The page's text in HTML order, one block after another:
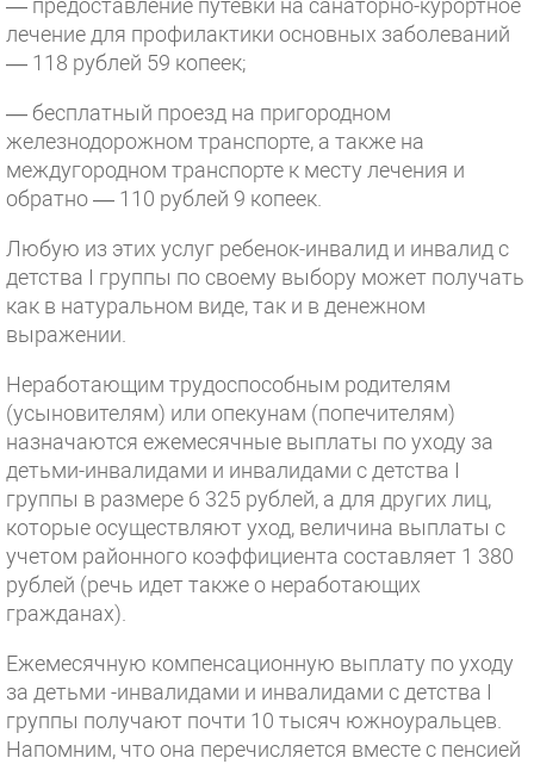
— предоставление путевки на санаторно-курортное
лечение для профилактики основных заболеваний
— 118 рублей 59 копеек;
— бесплатный проезд на пригородном
железнодорожном транспорте, а также на
междугородном транспорте к месту лечения и
обратно — 110 рублей 9 копеек.
Любую из этих услуг ребенок-инвалид и инвалид с
детства I группы по своему выбору может получать
как в натуральном виде, так и в денежном
выражении.
Неработающим трудоспособным родителям
(усыновителям) или опекунам (попечителям)
назначаются ежемесячные выплаты по уходу за
детьми-инвалидами и инвалидами с детства I
группы в размере 6 325 рублей, а для других лиц,
которые осуществляют уход, величина выплаты с
учетом районного коэффициента составляет 1 380
рублей (речь идет также о неработающих
гражданах).
Ежемесячную компенсационную выплату по уходу
за детьми -инвалидами и инвалидами с детства I
группы получают почти 10 тысяч южноуральцев.
Напомним, что она перечисляется вместе с пенсией